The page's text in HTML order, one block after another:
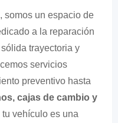
, somos un espacio de
a la reparación
trayectoria y
servicios
preventivo hasta
cajas de cambio y
vehículo es una